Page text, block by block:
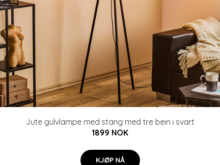
Jute gulvlampe med stang med tre bein i svart
1899 NOK
KJØP NÅ